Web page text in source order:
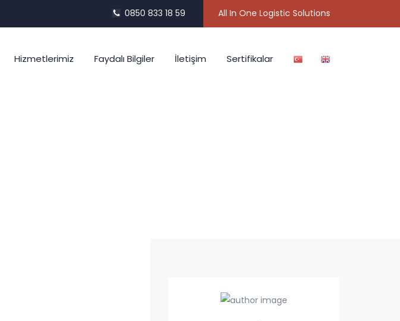
0850 833 18 59 All In One Logistic Solutions
Hizmetlerimiz Faydalı Bilgiler İletişim Sertifikalar